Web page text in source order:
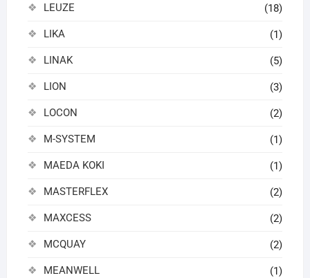
LEUZE (18)
LIKA (1)
LINAK (5)
LION (3)
LOCON (2)
M-SYSTEM (1)
MAEDA KOKI (1)
MASTERFLEX (2)
MAXCESS (2)
MCQUAY (2)
MEANWELL (1)